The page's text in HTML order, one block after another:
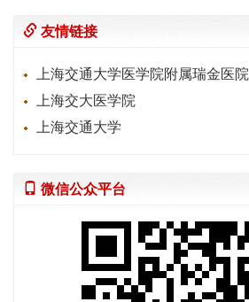
友情链接
上海交通大学医学院附属瑞金医院
上海交大医学院
上海交通大学
微信公众平台